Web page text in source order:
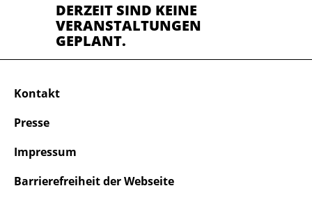
DERZEIT SIND KEINE
VERANSTALTUNGEN
GEPLANT.
Kontakt
Presse
Impressum
Barrierefreiheit der Webseite